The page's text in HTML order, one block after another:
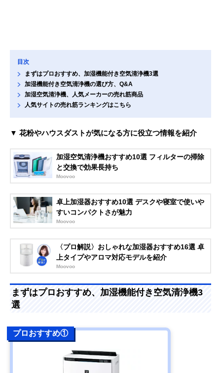
目次
まずはプロおすすめ、加湿機能付き空気清浄機3選
加湿機能付き空気清浄機の選び方、Q&A
加湿空気清浄機、人気メーカーの売れ筋商品
人気サイトの売れ筋ランキングはこちら
▼ 花粉やハウスダストが気になる方に役立つ情報を紹介
加湿空気清浄機おすすめ10選 フィルターの掃除
と交換で効果長持ち
Moovoo
卓上加湿器おすすめ10選 デスクや寝室で使いや
すいコンパクトさが魅力
Moovoo
〈プロ解説〉おしゃれな加湿器おすすめ16選 卓
上タイプやアロマ対応モデルを紹介
Moovoo
まずはプロおすすめ、加湿機能付き空気清浄機3
選
プロおすすめ①